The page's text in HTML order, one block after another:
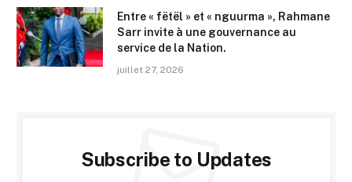
Entre « fëtël » et « nguurma », Rahmane
Sarr invite à une gouvernance au
service de la Nation.
juillet 27, 2026
Subscribe to Updates